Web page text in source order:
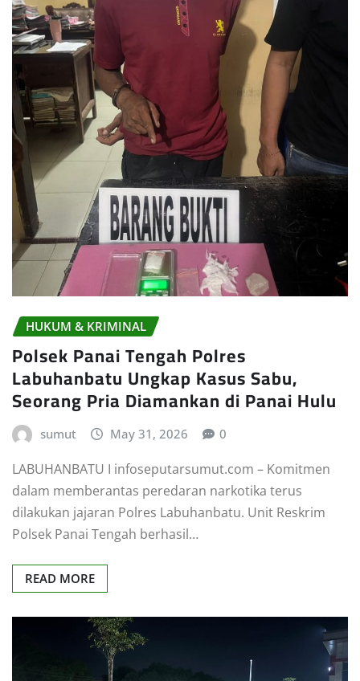
HUKUM & KRIMINAL
Polsek Panai Tengah Polres
Labuhanbatu Ungkap Kasus Sabu,
Seorang Pria Diamankan di Panai Hulu
sumut May 31, 2026 0
LABUHANBATU I infoseputarsumut.com – Komitmen
dalam memberantas peredaran narkotika terus
dilakukan jajaran Polres Labuhanbatu. Unit Reskrim
Polsek Panai Tengah berhasil…
READ MORE